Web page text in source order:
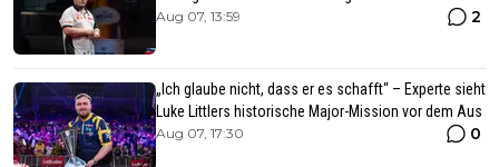
Aug 07, 13:59 2
„Ich glaube nicht, dass er es schafft“ – Experte sieht
Luke Littlers historische Major-Mission vor dem Aus
Aug 07, 17:30 0